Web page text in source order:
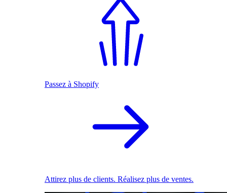
Passez à Shopify
Attirez plus de clients. Réalisez plus de ventes.